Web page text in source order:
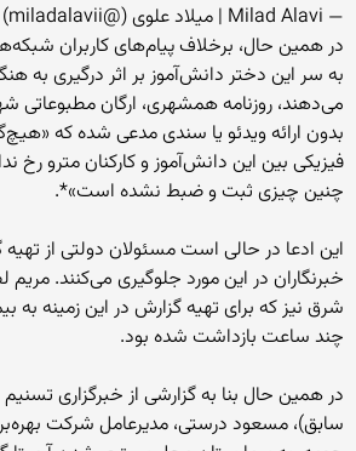
— Milad Alavi | میلاد علوی (@miladalavii) October 3, 2023
در همین حال، برخلاف پیام‌های کاربران
به سر این دختر دانش‌آموز بر اثر درگیری به
می‌دهند، روزنامه همشهری، ارگان مطبوعاتی
بدون ارائه ویدئو یا سندی مدعی شده که
فیزیکی بین این دانش‌آموز و کارکنان مترو رخ
چنین چیزی ثبت و ضبط نشده است»*.
این ادعا در حالی است مسئولان دولتی از
خبرنگاران در این مورد جلوگیری می‌کنند. مریم
شرق نیز که برای تهیه گزارش در این زمینه به
چند ساعت بازداشت شده بود.
در همین حال بنا به گزارشی از خبرگزاری
سابق)، مسعود درستی، مدیرعامل شرکت